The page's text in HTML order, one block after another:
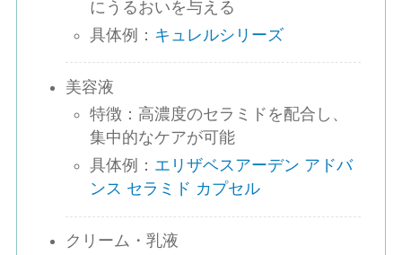
にうるおいを与える
具体例： キュレルシリーズ
美容液
特徴：高濃度のセラミドを配合し、
集中的なケアが可能
具体例： エリザベスアーデン アドバ
ンス セラミド カプセル
クリーム・乳液